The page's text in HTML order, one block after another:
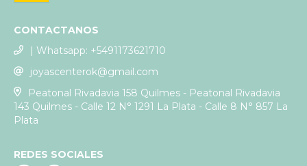
CONTACTANOS
| Whatsapp: +5491173621710
joyascenterok@gmail.com
Peatonal Rivadavia 158 Quilmes - Peatonal Rivadavia
143 Quilmes - Calle 12 N° 1291 La Plata - Calle 8 N° 857 La
Plata
REDES SOCIALES